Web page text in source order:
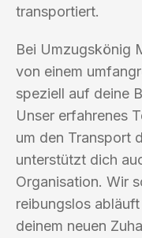
transportiert.
Bei Umzugskönig
von einem
speziell auf deine
Unser erfahrenes
um den Transport
unterstützt dich
Organisation. Wir
reibungslos
deinem neuen